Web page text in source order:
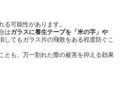
る可能性があります。
はガラスに養生テープを「米の字」や
してもガラス片の飛散をある程度防ぐこ
とも、万一割れた際の被害を抑える効果